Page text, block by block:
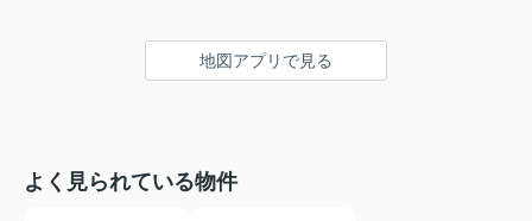
地図アプリで見る
よく見られている物件